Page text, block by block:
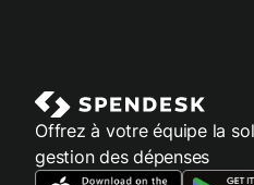
Offrez à votre équipe la
gestion des dépenses